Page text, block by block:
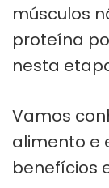
músculos
proteína
nesta
Vamos
alimento e
benefícios